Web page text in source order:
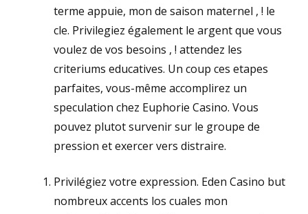
terme appuie, mon de saison maternel , ! le
cle. Privilegiez également le argent que vous
voulez de vos besoins , ! attendez les
criteriums educatives. Un coup ces etapes
parfaites, vous-même accomplirez un
speculation chez Euphorie Casino. Vous
pouvez plutot survenir sur le groupe de
pression et exercer vers distraire.
Privilégiez votre expression. Eden Casino but
nombreux accents los cuales mon